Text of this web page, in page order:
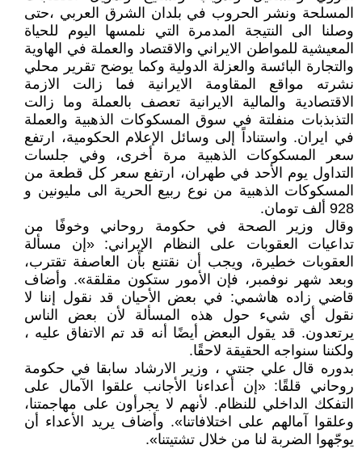
المسلحة ونشر الحروب في بلدان الشرق العربي ،حتى
وصلنا الى النتيجة المدمرة التي نلمسها اليوم للحياة
المعيشية للمواطن الايراني والاقتصاد والعملة في الهاوية
والتجارة البائسة والعزلة الدولية وكما يوضح تقرير محلي
نشرته مواقع المقاومة الايرانية فما زالت الازمة
الاقتصادية والمالية الايرانية تعصف بالعملة وما زالت
التذبذبات منفلتة في سوق المسكوكات الذهبية والعملة
في ايران. واستناداً إلى وسائل الإعلام الحكومية، ارتفع
سعر المسكوكات الذهبية مرة أخرى، وفي جلسات
التداول يوم الأحد في طهران، ارتفع سعر كل قطعة من
المسكوكات الذهبية من نوع ربيع الحرية الى مليونين و
928 ألف تومان.
وقال وزير الصحة في حكومة روحاني وخوفًا من
تداعيات العقوبات على النظام الإيراني: «إن مسألة
العقوبات خطيرة، ويجب أن نقتنع بأن العاصفة تقترب،
وبعد شهر نوفمبر، فإن الأمور ستكون مقلقة». وأضاف
قاضي زاده هاشمي: في بعض الأحيان قد نقول إننا لا
نقول أي شيء حول هذه المسألة لأن بعض الناس
يرتعدون. قد يقول البعض أيضًا أنه قد تم الاتفاق عليه ،
ولكننا سنواجه الحقيقة لاحقًا.
بدوره قال علي جنتي ، وزير الارشاد سابقا في حكومة
روحاني قلقًا: «إن أعداءنا الأجانب علقوا الآمال على
التفكك الداخلي للنظام. لأنهم لا يجرأون على مهاجمتنا،
وعلقوا آمالهم على اختلافاتنا». وأضاف يريد الأعداء أن
يوجّهوا الضربة لنا من خلال تشتيتنا».